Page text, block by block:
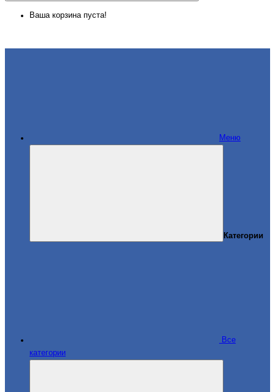
Ваша корзина пуста!
Меню
Категории
Все
категории